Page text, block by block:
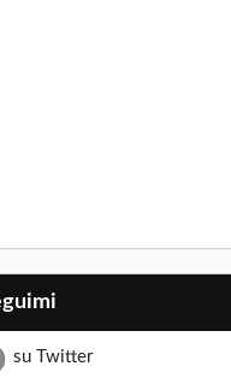
su Twitter